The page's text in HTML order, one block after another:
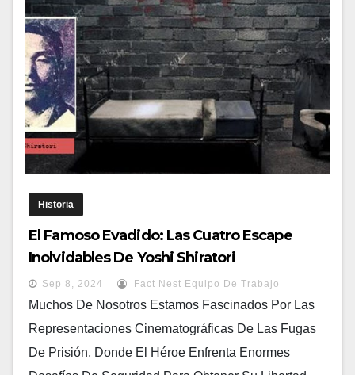
Historia
El Famoso Evadido: Las Cuatro Escape
Inolvidables De Yoshi Shiratori
Sep 8, 2024 Fact Nest Equipo De Trabajo
Muchos De Nosotros Estamos Fascinados Por Las
Representaciones Cinematográficas De Las Fugas
De Prisión, Donde El Héroe Enfrenta Enormes